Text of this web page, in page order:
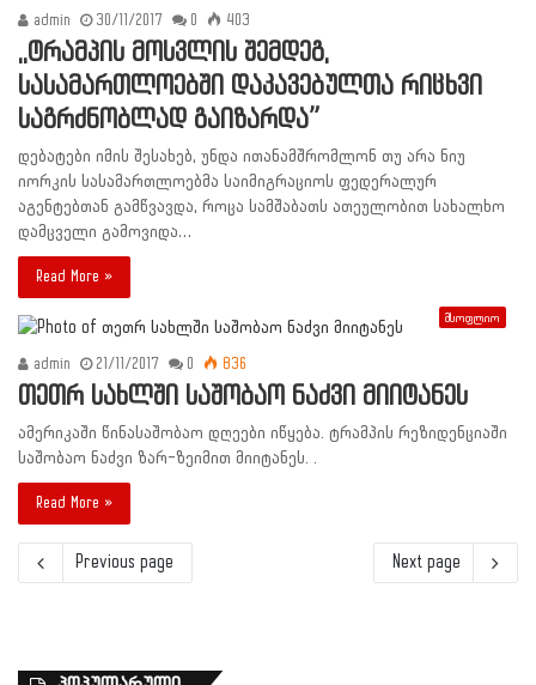
admin 30/11/2017 0 403
,,ტრამპის მოსვლის შემდეგ,
სასამართლოებში დაკავებულთა რიცხვი
საგრძნობლად გაიზარდა”
დებატები იმის შესახებ, უნდა ითანამშრომლონ თუ არა ნიუ
იორკის სასამართლოებმა საიმიგრაციოს ფედერალურ
აგენტებთან გამწვავდა, როცა სამშაბათს ათეულობით სახალხო
დამცველი გამოვიდა…
Read More »
მსოფლიო
admin 21/11/2017 0 836
თეთრ სახლში საშობაო ნაძვი მიიტანეს
ამერიკაში წინასაშობაო დღეები იწყება. ტრამპის რეზიდენციაში
საშობაო ნაძვი ზარ-ზეიმით მიიტანეს. .
Read More »
Previous page Next page